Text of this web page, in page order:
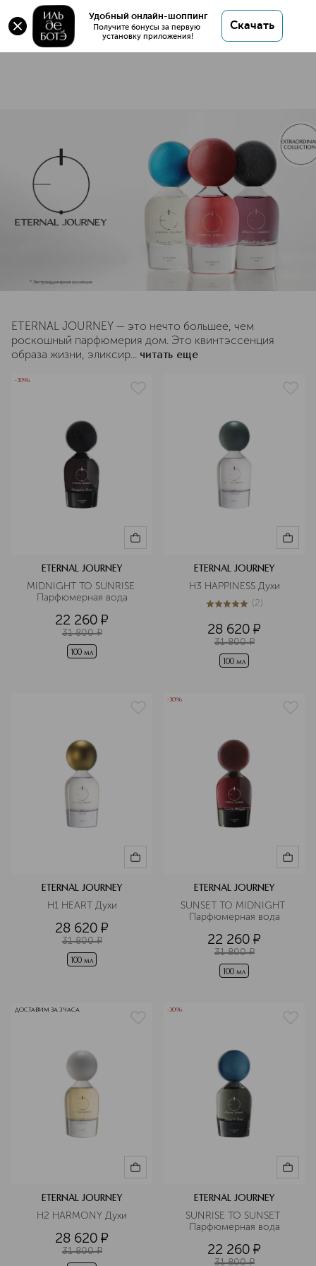
Удобный онлайн-шоппинг
Получите бонусы за первую
установку приложения!
Скачать
8 товаров
ETERNAL JOURNEY
ETERNAL JOURNEY — это нечто большее, чем
роскошный парфюмерия дом. Это квинтэссенция
образа жизни, эликсир... читать еще
-30%
ETERNAL JOURNEY
MIDNIGHT TO SUNRISE
Парфюмерная вода
22 260 ¤
31 800 ¤
100 мл
ETERNAL JOURNEY
H3 HAPPINESS Духи
5из 52 (2)
28 620 ¤
31 800 ¤
100 мл
ETERNAL JOURNEY
H1 HEART Духи
28 620 ¤
31 800 ¤
100 мл
-30%
ETERNAL JOURNEY
SUNSET TO MIDNIGHT
Парфюмерная вода
22 260 ¤
31 800 ¤
100 мл
ДОСТАВИМ ЗА 3 ЧАСА
ETERNAL JOURNEY
H2 HARMONY Духи
28 620 ¤
31 800 ¤
-30%
ETERNAL JOURNEY
SUNRISE TO SUNSET
Парфюмерная вода
22 260 ¤
31 800 ¤